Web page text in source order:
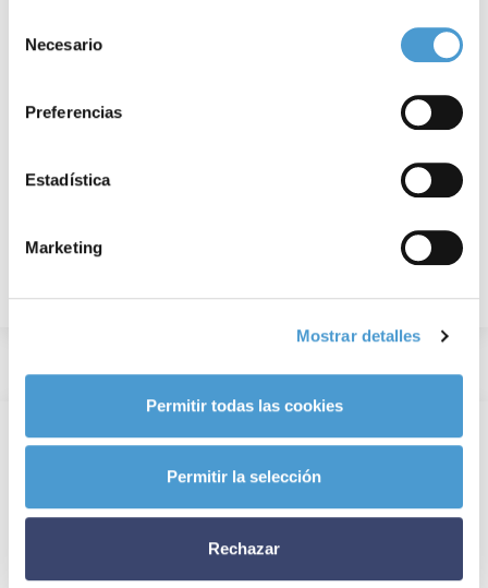
de cookies
Necesario
Preferencias
Estadística
Marketing
Mostrar detalles
Permitir todas las cookies
Permitir la selección
Rechazar
Se entregan los Premios POP, un...